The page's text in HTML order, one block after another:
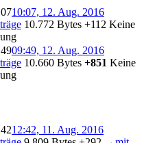
10:07, 12. Aug. 2016
10.772 Bytes +112 Keine
09:49, 12. Aug. 2016
10.660 Bytes +851 Keine
12:42, 11. Aug. 2016